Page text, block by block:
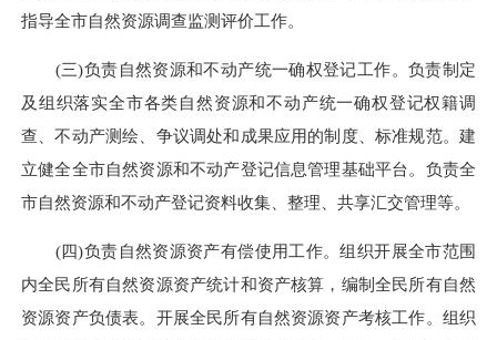
指导全市自然资源调查监测评价工作。
(三)负责自然资源和不动产统一确权登记工作。负责制定
及组织落实全市各类自然资源和不动产统一确权登记权籍调
查、不动产测绘、争议调处和成果应用的制度、标准规范。建
立健全全市自然资源和不动产登记信息管理基础平台。负责全
市自然资源和不动产登记资料收集、整理、共享汇交管理等。
(四)负责自然资源资产有偿使用工作。组织开展全市范围
内全民所有自然资源资产统计和资产核算，编制全民所有自然
资源资产负债表。开展全民所有自然资源资产考核工作。组织